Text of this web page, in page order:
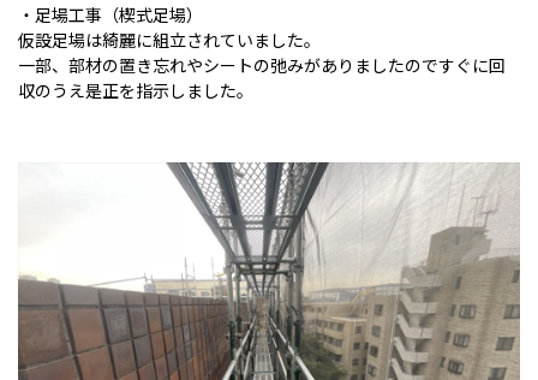
・足場工事（楔式足場）
仮設足場は綺麗に組立されていました。
一部、部材の置き忘れやシートの弛みがありましたのですぐに回
収のうえ是正を指示しました。